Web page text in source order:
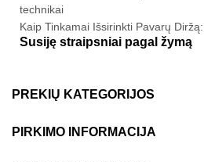
technikai
Kaip Tinkamai Išsirinkti Pavarų
Susiję straipsniai pagal žymą
PREKIŲ KATEGORIJOS
PIRKIMO INFORMACIJA